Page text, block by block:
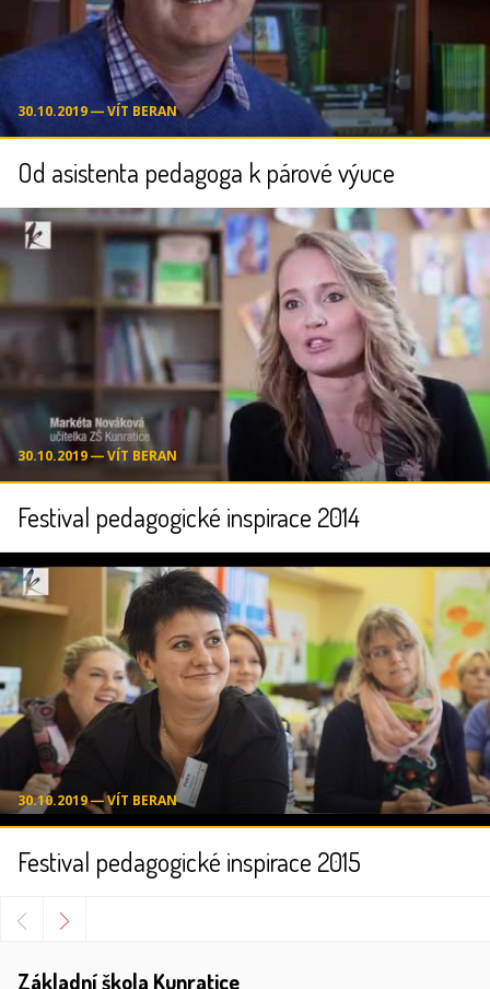
30.10.2019 ― VÍT BERAN
Od asistenta pedagoga k párové výuce
30.10.2019 ― VÍT BERAN
Festival pedagogické inspirace 2014
30.10.2019 ― VÍT BERAN
Festival pedagogické inspirace 2015
Základní škola Kunratice